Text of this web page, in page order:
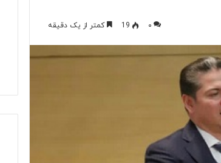
۰ 19 کمتر از یک دقیقه